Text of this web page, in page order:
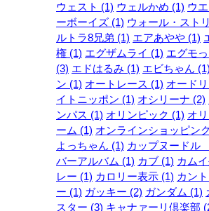
ウェスト (1) ウェルかめ (1) ウ
ーボーイズ (1) ウォール・スト
ルトラ8兄弟 (1) エアあやや (1)
権 (1) エグザムライ (1) エグモ
(3) エドはるみ (1) エビちゃん
ン (1) オートレース (1) オード
イトニッポン (1) オシリーナ (2)
ンパス (1) オリンピック (1) オ
ーム (1) オンラインショッピン
よっちゃん (1) カップヌードル
バーアルバム (1) カブ (1) カム
レー (1) カロリー表示 (1) カン
ー (1) ガッキー (2) ガンダム (1)
スター (3) キャナァーリ倶楽部